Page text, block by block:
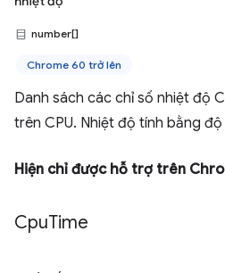
number[]
Chrome 60 trở lên
Danh sách các chỉ số nhiệt độ
trên CPU. Nhiệt độ tính bằng độ
Hiện chỉ được hỗ trợ trên
CpuTime